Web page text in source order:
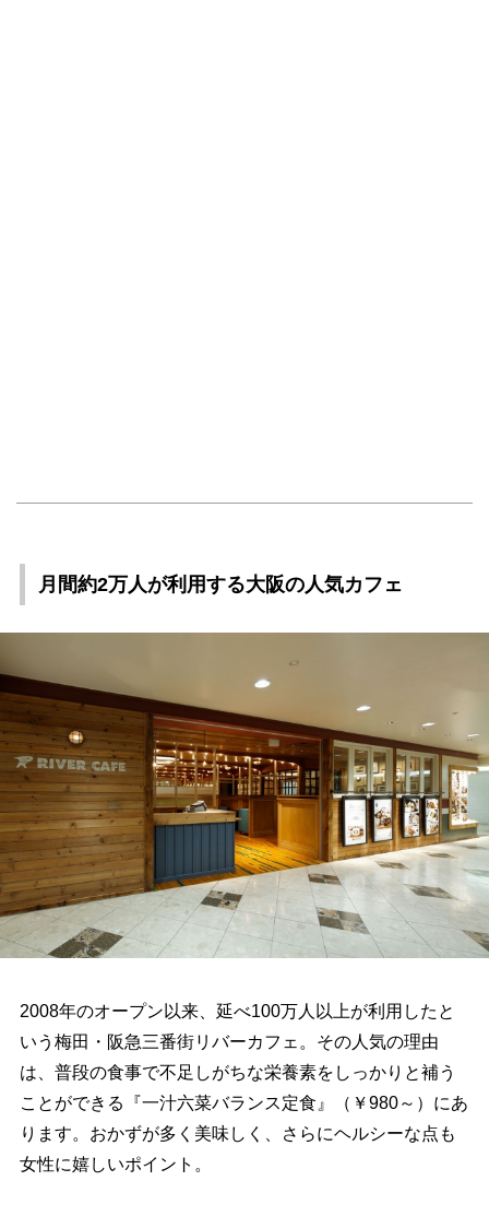
月間約2万人が利用する大阪の人気カフェ
2008年のオープン以来、延べ100万人以上が利用したと
いう梅田・阪急三番街リバーカフェ。その人気の理由
は、普段の食事で不足しがちな栄養素をしっかりと補う
ことができる『一汁六菜バランス定食』（￥980～）にあ
ります。おかずが多く美味しく、さらにヘルシーな点も
女性に嬉しいポイント。